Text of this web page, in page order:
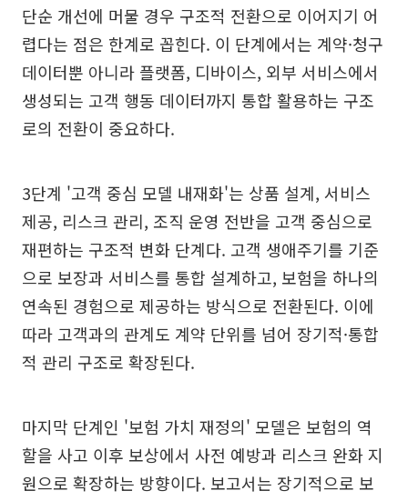
단순 개선에 머물 경우 구조적 전환으로 이어지기 어
렵다는 점은 한계로 꼽힌다. 이 단계에서는 계약·청구
데이터뿐 아니라 플랫폼, 디바이스, 외부 서비스에서
생성되는 고객 행동 데이터까지 통합 활용하는 구조
로의 전환이 중요하다.
3단계 '고객 중심 모델 내재화'는 상품 설계, 서비스
제공, 리스크 관리, 조직 운영 전반을 고객 중심으로
재편하는 구조적 변화 단계다. 고객 생애주기를 기준
으로 보장과 서비스를 통합 설계하고, 보험을 하나의
연속된 경험으로 제공하는 방식으로 전환된다. 이에
따라 고객과의 관계도 계약 단위를 넘어 장기적·통합
적 관리 구조로 확장된다.
마지막 단계인 '보험 가치 재정의' 모델은 보험의 역
할을 사고 이후 보상에서 사전 예방과 리스크 완화 지
원으로 확장하는 방향이다. 보고서는 장기적으로 보